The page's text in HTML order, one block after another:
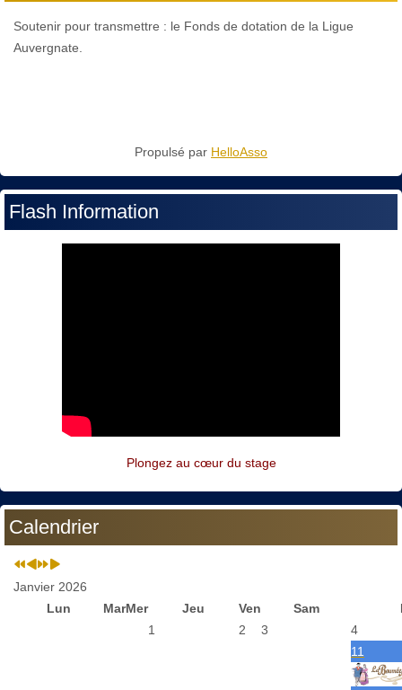
Soutenir pour transmettre : le Fonds de dotation de la Ligue
Auvergnate.
Propulsé par HelloAsso
Flash Information
Plongez au cœur du stage
Calendrier
Janvier 2026
Lun
MarMer Jeu Ven Sam
1
2 3 4
11